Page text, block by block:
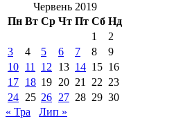
Червень 2019
Пн Вт Ср Чт Пт Сб Нд
1
2
3
4 5 6 7 8
9
10 11 12 13 14 15 16
17 18 19 20 21 22 23
24 25 26 27 28 29 30
« Тра
Лип »